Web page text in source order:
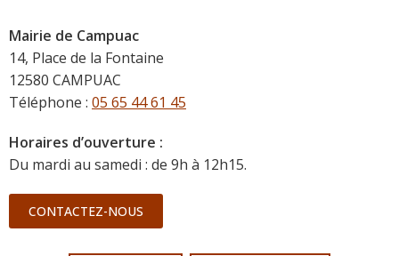
Mairie de Campuac
14, Place de la Fontaine
12580 CAMPUAC
Téléphone : 05 65 44 61 45
Horaires d’ouverture :
Du mardi au samedi : de 9h à 12h15.
CONTACTEZ-NOUS